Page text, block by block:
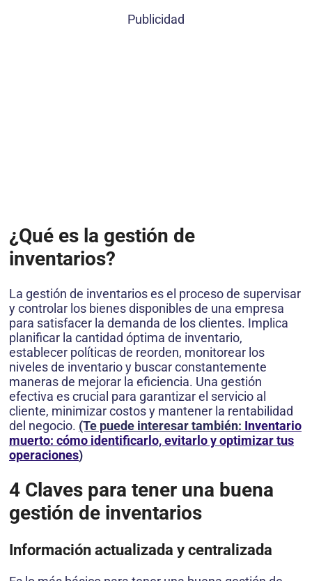
Publicidad
¿Qué es la gestión de
inventarios?
La gestión de inventarios es el proceso de supervisar
y controlar los bienes disponibles de una empresa
para satisfacer la demanda de los clientes. Implica
planificar la cantidad óptima de inventario,
establecer políticas de reorden, monitorear los
niveles de inventario y buscar constantemente
maneras de mejorar la eficiencia. Una gestión
efectiva es crucial para garantizar el servicio al
cliente, minimizar costos y mantener la rentabilidad
del negocio. (Te puede interesar también: Inventario
muerto: cómo identificarlo, evitarlo y optimizar tus
operaciones)
4 Claves para tener una buena
gestión de inventarios
Información actualizada y centralizada